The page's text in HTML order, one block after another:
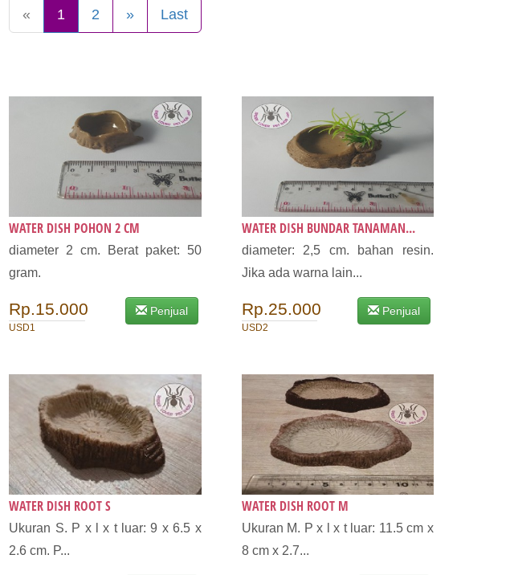
« 1 2 » Last
WATER DISH POHON 2 CM
diameter 2 cm. Berat paket: 50
gram.
Rp.15.000
USD1
Penjual
WATER DISH BUNDAR TANAMAN...
diameter: 2,5 cm. bahan resin.
Jika ada warna lain...
Rp.25.000
USD2
Penjual
WATER DISH ROOT S
Ukuran S. P x l x t luar: 9 x 6.5 x
2.6 cm. P...
WATER DISH ROOT M
Ukuran M. P x l x t luar: 11.5 cm x
8 cm x 2.7...